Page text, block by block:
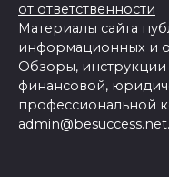
от ответственности
Материалы сайта
информационных и
Обзоры, инструкции
финансовой,
профессиональной
admin@besuccess.net.